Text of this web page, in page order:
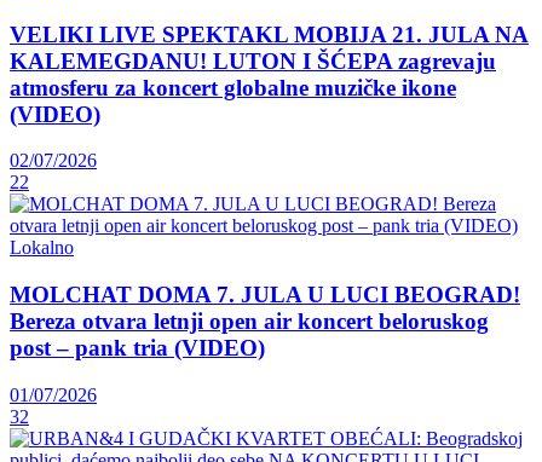
VELIKI LIVE SPEKTAKL MOBIJA 21. JULA NA
KALEMEGDANU! LUTON I ŠĆEPA zagrevaju
atmosferu za koncert globalne muzičke ikone
(VIDEO)
02/07/2026
22
Lokalno
MOLCHAT DOMA 7. JULA U LUCI BEOGRAD!
Bereza otvara letnji open air koncert beloruskog
post – pank tria (VIDEO)
01/07/2026
32